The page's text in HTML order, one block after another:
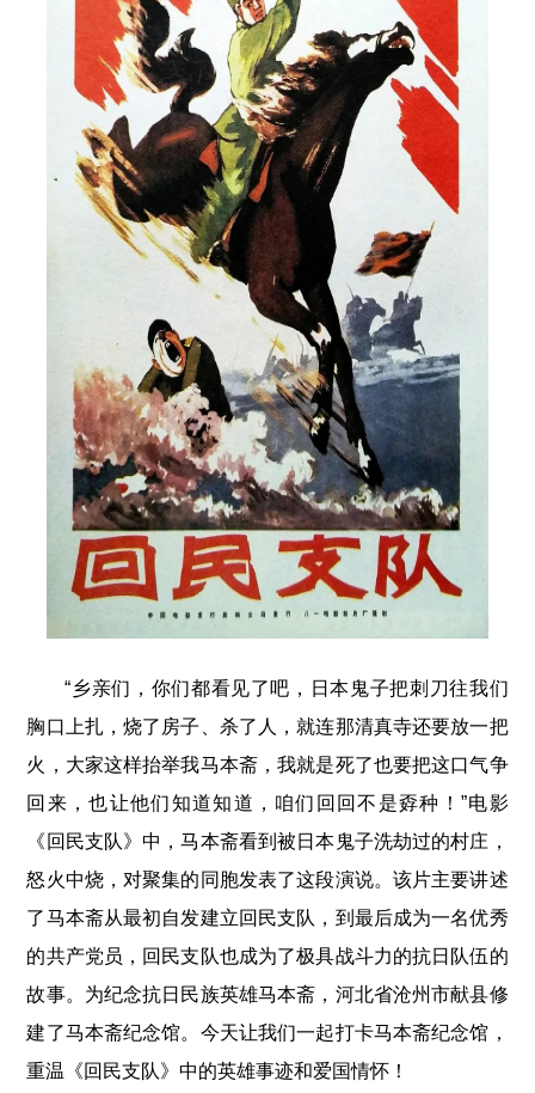
“乡亲们，你们都看见了吧，日本鬼子把刺刀往我们
胸口上扎，烧了房子、杀了人，就连那清真寺还要放一把
火，大家这样抬举我马本斋，我就是死了也要把这口气争
回来，也让他们知道知道，咱们回回不是孬种！”电影
《回民支队》中，马本斋看到被日本鬼子洗劫过的村庄，
怒火中烧，对聚集的同胞发表了这段演说。该片主要讲述
了马本斋从最初自发建立回民支队，到最后成为一名优秀
的共产党员，回民支队也成为了极具战斗力的抗日队伍的
故事。为纪念抗日民族英雄马本斋，河北省沧州市献县修
建了马本斋纪念馆。今天让我们一起打卡马本斋纪念馆，
重温《回民支队》中的英雄事迹和爱国情怀！